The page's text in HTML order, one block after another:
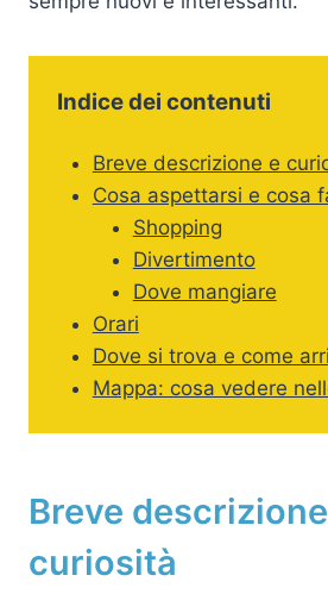
Indice dei contenuti
Breve descrizione e
Cosa aspettarsi e cosa
Shopping
Divertimento
Dove mangiare
Orari
Dove si trova e come
Mappa: cosa vedere
Breve
curiosità